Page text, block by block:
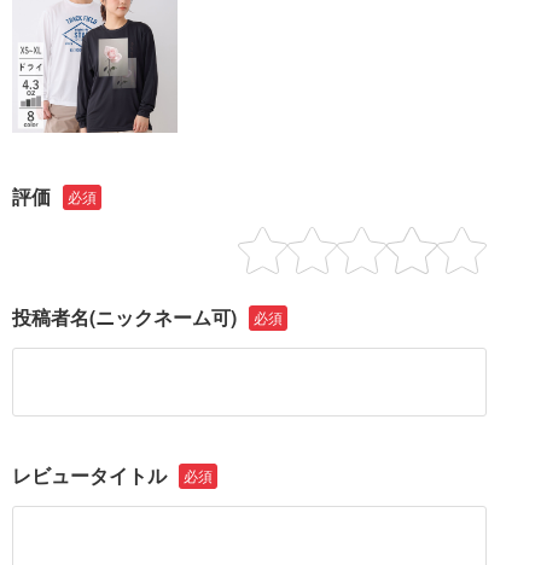
評価 必須
投稿者名(ニックネーム可) 必須
レビュータイトル 必須